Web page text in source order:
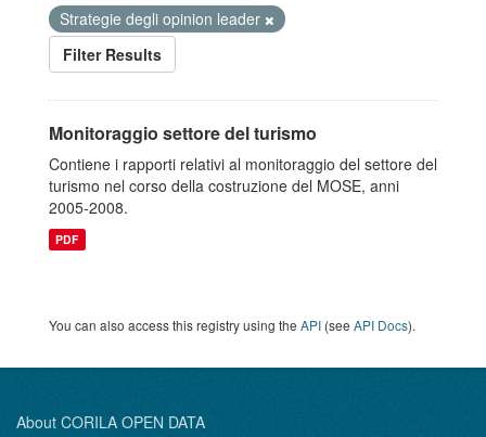
Strategie degli opinion leader
Filter Results
Monitoraggio settore del turismo
Contiene i rapporti relativi al monitoraggio del settore del
turismo nel corso della costruzione del MOSE, anni
2005-2008.
PDF
You can also access this registry using the API (see API Docs).
About CORILA OPEN DATA